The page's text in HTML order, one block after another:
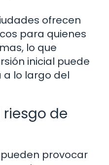
ofrecen
para quienes
lo que
inicial puede
lo largo del
de
provocar